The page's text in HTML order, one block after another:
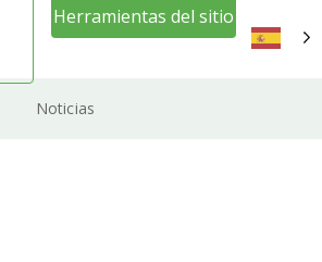
Herramientas del sitio
Noticias